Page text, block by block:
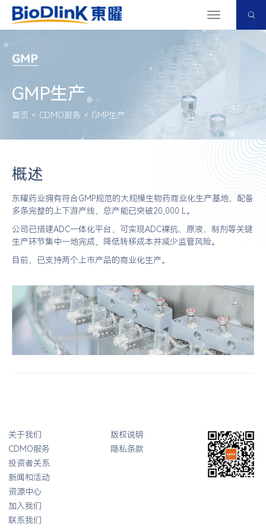
切
换
导
GMP生产
首页 < CDMO服务 < GMP生产
概述
东曜药业拥有符合GMP规范的大规模生物药商业化生产基地，配备
多条完整的上下游产线，总产能已突破20,000 L。
公司已搭建ADC一体化平台，可实现ADC裸抗、原液、制剂等关键
生产环节集中一地完成，降低转移成本并减少监管风险。
目前，已支持两个上市产品的商业化生产。
关于我们
CDMO服务
投资者关系
新闻和活动
资源中心
加入我们
联系我们
版权说明
隐私条款